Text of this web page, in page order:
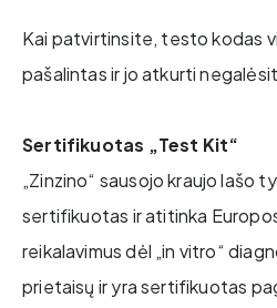
Kai patvirtinsite, testo kodas
pašalintas ir jo atkurti
Sertifikuotas „Test Kit“
„Zinzino“ sausojo kraujo lašo
sertifikuotas ir atitinka
reikalavimus dėl „in vitro“
prietaisų ir yra sertifikuotas